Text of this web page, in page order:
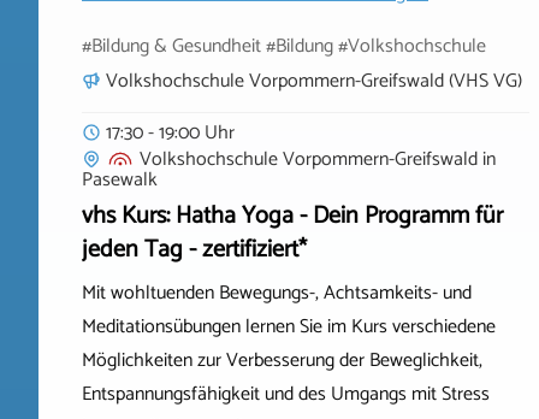
#Bildung & Gesundheit #Bildung #Volkshochschule
Volkshochschule Vorpommern-Greifswald (VHS VG)
17:30 - 19:00 Uhr
Volkshochschule Vorpommern-Greifswaldin
Pasewalk
vhs Kurs: Hatha Yoga - Dein Programm für
jeden Tag - zertifiziert*
Mit wohltuenden Bewegungs-, Achtsamkeits- und
Meditationsübungen lernen Sie im Kurs verschiedene
Möglichkeiten zur Verbesserung der Beweglichkeit,
Entspannungsfähigkeit und des Umgangs mit Stress